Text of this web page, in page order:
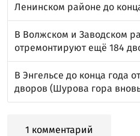
Ленинском районе до
В Волжском и Заводском
отремонтируют ещё 184
В Энгельсе до конца года
дворов (Шурова гора
1 комментарий